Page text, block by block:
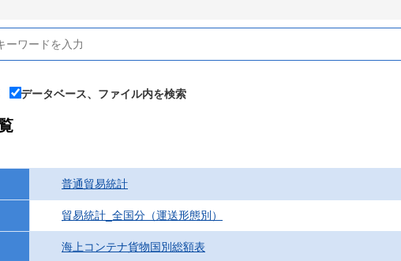
データベース、ファイル内を検索
普通貿易統計
貿易統計_全国分（運送形態別）
海上コンテナ貨物国別総額表